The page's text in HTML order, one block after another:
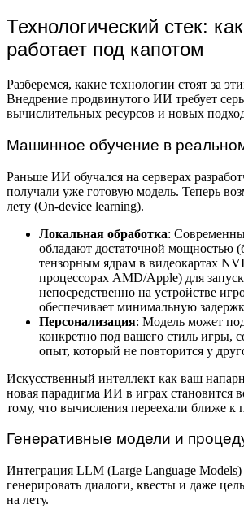
Технологический стек:
работает под капотом
Разберемся, какие технологии стоят за
Внедрение продвинутого ИИ требует
вычислительных ресурсов и новых
Машинное обучение в
Раньше ИИ обучался на серверах
получали уже готовую модель. Теперь
лету (On-device learning).
Локальная обработка:
обладают достаточной мощностью
тензорным ядрам в видеокартах
процессорах AMD/Apple) для
непосредственно на устройстве
обеспечивает минимальную
Персонализация: Модель может
конкретно под вашего стиль игры,
опыт, который не повторится у
Искусственный интеллект как ваш
новая парадигма ИИ в играх становится
тому, что вычисления переехали ближе к
Генеративные модели и
Интеграция LLM (Large Language Models)
генерировать диалоги, квесты и даже
на лету.